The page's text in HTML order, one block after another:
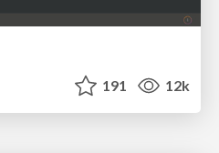
191 12k